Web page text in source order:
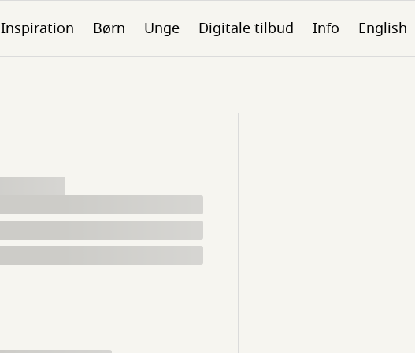
Inspiration Børn Unge Digitale tilbud Info English